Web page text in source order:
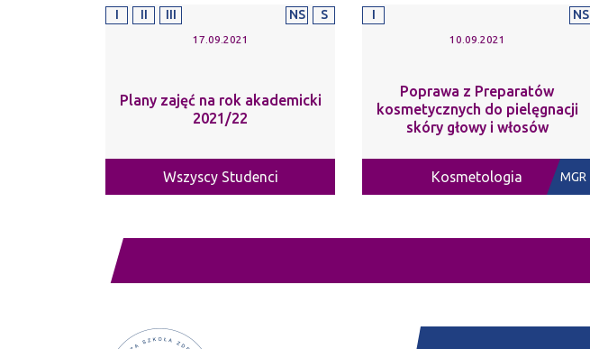
I II III NS S
17.09.2021
Plany zajęć na rok akademicki
2021/22
Wszyscy Studenci
I NS
10.09.2021
Poprawa z Preparatów
kosmetycznych do pielęgnacji
skóry głowy i włosów
Kosmetologia MGR